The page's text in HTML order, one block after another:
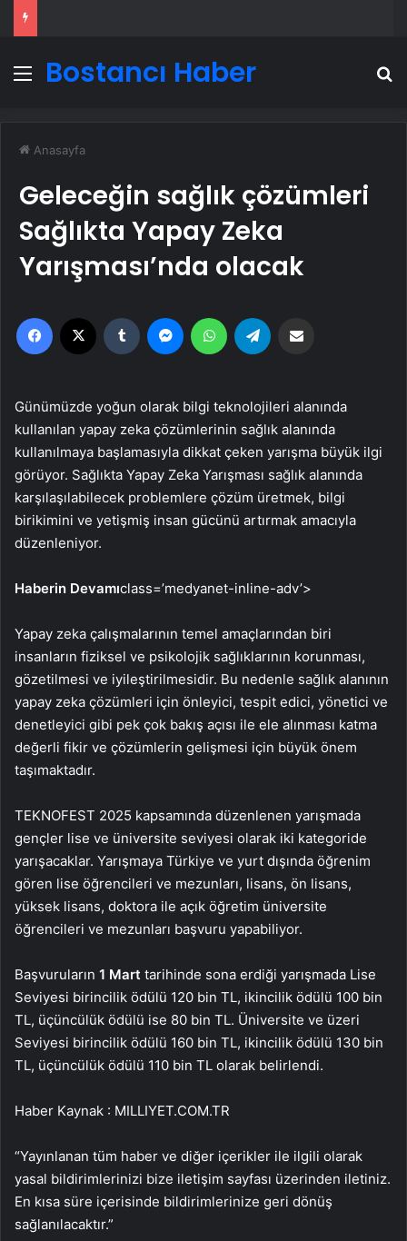
Menü
Bostancı Haber
Anasayfa
Geleceğin sağlık çözümleri
Sağlıkta Yapay Zeka
Yarışması’nda olacak
Facebook Tumblr MessengerWhatsApp
Günümüzde yoğun olarak bilgi teknolojileri alanında
kullanılan yapay zeka çözümlerinin sağlık alanında
kullanılmaya başlamasıyla dikkat çeken yarışma büyük ilgi
görüyor. Sağlıkta Yapay Zeka Yarışması sağlık alanında
karşılaşılabilecek problemlere çözüm üretmek, bilgi
birikimini ve yetişmiş insan gücünü artırmak amacıyla
düzenleniyor.
Haberin Devamıclass=’medyanet-inline-adv’>
Yapay zeka çalışmalarının temel amaçlarından biri
insanların fiziksel ve psikolojik sağlıklarının korunması,
gözetilmesi ve iyileştirilmesidir. Bu nedenle sağlık alanının
yapay zeka çözümleri için önleyici, tespit edici, yönetici ve
denetleyici gibi pek çok bakış açısı ile ele alınması katma
değerli fikir ve çözümlerin gelişmesi için büyük önem
taşımaktadır.
TEKNOFEST 2025 kapsamında düzenlenen yarışmada
gençler lise ve üniversite seviyesi olarak iki kategoride
yarışacaklar. Yarışmaya Türkiye ve yurt dışında öğrenim
gören lise öğrencileri ve mezunları, lisans, ön lisans,
yüksek lisans, doktora ile açık öğretim üniversite
öğrencileri ve mezunları başvuru yapabiliyor.
Başvuruların 1 Mart tarihinde sona erdiği yarışmada Lise
Seviyesi birincilik ödülü 120 bin TL, ikincilik ödülü 100 bin
TL, üçüncülük ödülü ise 80 bin TL. Üniversite ve üzeri
Seviyesi birincilik ödülü 160 bin TL, ikincilik ödülü 130 bin
TL, üçüncülük ödülü 110 bin TL olarak belirlendi.
Haber Kaynak : MILLIYET.COM.TR
“Yayınlanan tüm haber ve diğer içerikler ile ilgili olarak
yasal bildirimlerinizi bize iletişim sayfası üzerinden iletiniz.
En kısa süre içerisinde bildirimlerinize geri dönüş
sağlanılacaktır.”